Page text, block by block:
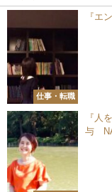
仕事・転職
『エ
『人
与